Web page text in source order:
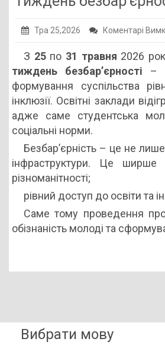
Публічна інформація
Заклади ПТО
Оголошення
Галерея
НМЦ ПТО України
Тра 25,2026 Коментарі
З 25по 31 травня 2026
тиждень безбар’єрності –
формування суспільства
інклюзії. Освітні заклади
адже саме студентська
соціальні норми.
Безбар’єрність – це не
інфраструктури. Це
різноманітності;
рівний доступ до освіти та
Саме тому проведення
обізнаність молоді та
Вибрати мову